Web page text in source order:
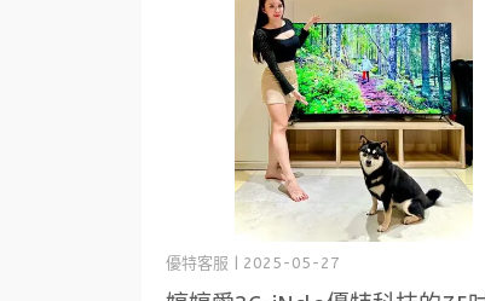
優特客服 | 2025-05-27